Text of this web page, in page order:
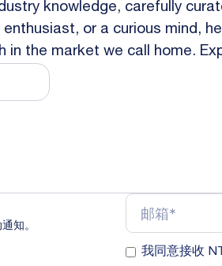
knowledge, carefully
or a curious mind,
in the market we call home.
知。
我同意接收